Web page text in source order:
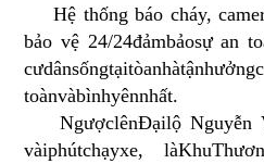
Hệthống báo cháy,
bảo vệ 24/24đảmbảosựan
cưdânsốngtạitòanhàtậnhưởng
toànvàbìnhyênnhất.
NgượclênĐạilộNguyễn
vàiphútchạyxe, làKhu